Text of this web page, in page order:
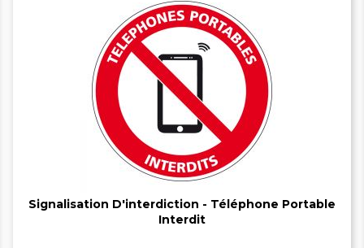


Signalisation D'interdiction - Téléphone Portable
Interdit